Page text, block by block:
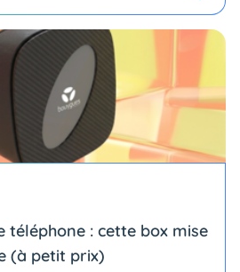
téléphone : cette box mise
(à petit prix)